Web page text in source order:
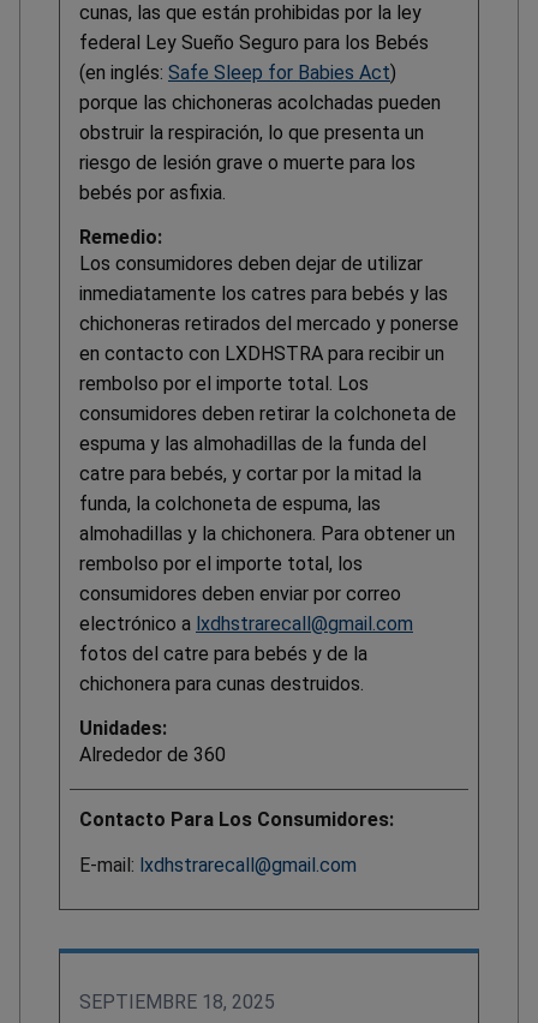
cunas, las que están prohibidas por la ley
federal Ley Sueño Seguro para los Bebés
(en inglés: Safe Sleep for Babies Act)
porque las chichoneras acolchadas pueden
obstruir la respiración, lo que presenta un
riesgo de lesión grave o muerte para los
bebés por asfixia.
Remedio:
Los consumidores deben dejar de utilizar
inmediatamente los catres para bebés y las
chichoneras retirados del mercado y ponerse
en contacto con LXDHSTRA para recibir un
rembolso por el importe total. Los
consumidores deben retirar la colchoneta de
espuma y las almohadillas de la funda del
catre para bebés, y cortar por la mitad la
funda, la colchoneta de espuma, las
almohadillas y la chichonera. Para obtener un
rembolso por el importe total, los
consumidores deben enviar por correo
electrónico a lxdhstrarecall@gmail.com
fotos del catre para bebés y de la
chichonera para cunas destruidos.
Unidades:
Alrededor de 360
Contacto Para Los Consumidores:
E-mail: lxdhstrarecall@gmail.com
SEPTIEMBRE 18, 2025